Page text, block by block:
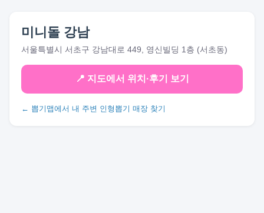
미니돌 강남
서울특별시 서초구 강남대로 449, 영신빌딩 1층 (서초동)
📍 지도에서 위치·후기 보기
← 뽑기맵에서 내 주변 인형뽑기 매장 찾기